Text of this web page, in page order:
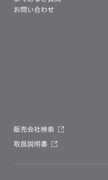
お問い合わせ
販売会社検索
取扱説明書